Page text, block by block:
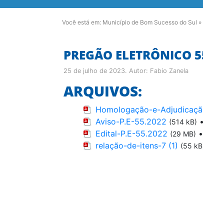
Você está em: Município de Bom Sucesso do Sul »
PREGÃO ELETRÔNICO
25 de julho de 2023. Autor: Fabio Zanela
ARQUIVOS:
Homologação-e-
Aviso-P.E-55.2022 (514 kB) •
Edital-P.E-55.2022 (29 MB) •
relação-de-itens-7 (1) (55